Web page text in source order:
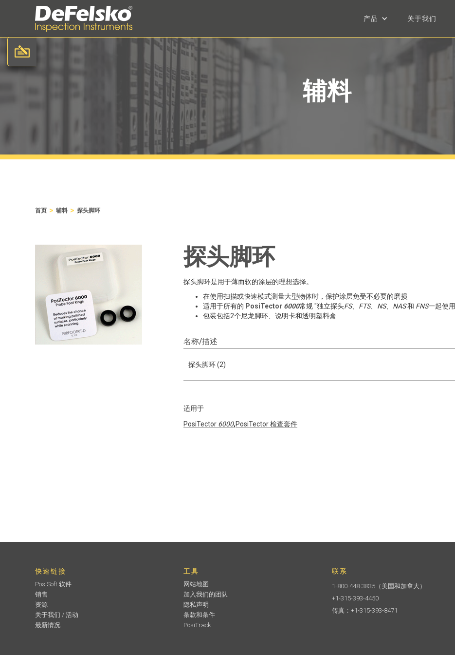
产品 关于我们
辅料
首页 > 辅料 > 探头脚环
探头脚环
探头脚环是用于薄而软的涂层的理想选择。
在使用扫描或快速模式测量大型物体时，保护涂层免受不必要的磨损
‍适用于所有的 PosiTector 6000常规 "独立探头FS、FTS、NS、NAS和 FNS一起使用
包装包括2个尼龙脚环、说明卡和透明塑料盒
名称/描述
探头脚环 (2)
适用于
PosiTector 6000,PosiTector 检查套件
快速链接
PosiSoft 软件
销售
资源
关于我们 / 活动
最新情况
工具
网站地图
加入我们的团队
隐私声明
条款和条件
PosiTrack
联系
1-800-448-3835 （美国和加拿大）
+1-315-393-4450
传真：+1-315-393-8471